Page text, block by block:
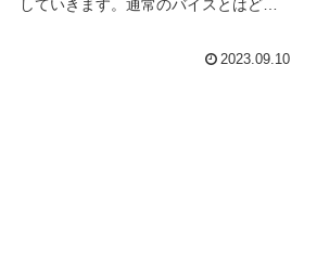
していきます。通常のバイスとはどの
2023.09.10